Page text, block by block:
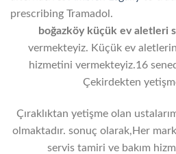
prescribing Tramadol.
boğazköy küçük ev aletleri
vermekteyiz. Küçük ev
hizmetini vermekteyiz.16
Çekirdekten
Çıraklıktan yetişme olan
olmaktadır. sonuç olarak,Her
servis tamiri ve bakım